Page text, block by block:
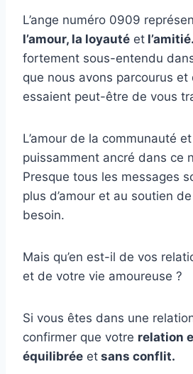
L’ange numéro 0909
l’amour, la loyauté et l’amitié.
fortement sous-entendu
que nous avons parcourus et
essaient peut-être de vous
L’amour de la communauté
puissamment ancré dans ce
Presque tous les messages
plus d’amour et au soutien
besoin.
Mais qu’en est-il de vos
et de votre vie amoureuse ?
Si vous êtes dans une
confirmer que votre relation
équilibrée et sans conflit.